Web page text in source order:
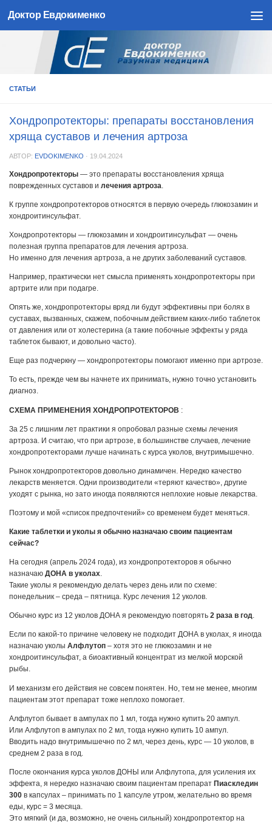
Skip to content
Доктор Евдокименко
СТАТЬИ
Хондропротекторы: препараты восстановления
хряща суставов и лечения артроза
АВТОР: EVDOKIMENKO · 19.04.2024
Хондропротекторы — это препараты восстановления хряща
поврежденных суставов и лечения артроза
К группе хондропротекторов относятся в первую очередь глюкозамин и
хондроитинсульфат.
Хондропротекторы — глюкозамин и хондроитинсульфат — очень
полезная группа препаратов для лечения артроза.
Но именно для лечения артроза, а не других заболеваний суставов.
Например, практически нет смысла применять хондропротекторы при
артрите или при подагре.
Опять же, хондропротекторы вряд ли будут эффективны при болях в
суставах, вызванных, скажем, побочным действием каких-либо таблеток
от давления или от холестерина (а такие побочные эффекты у ряда
таблеток бывают, и довольно часто).
Еще раз подчеркну — хондропротекторы помогают именно при артрозе.
То есть, прежде чем вы начнете их принимать, нужно точно установить
диагноз.
СХЕМА ПРИМЕНЕНИЯ ХОНДРОПРОТЕКТОРОВ :
За 25 с лишним лет практики я опробовал разные схемы лечения
артроза. И считаю, что при артрозе, в большинстве случаев, лечение
хондропротекторами лучше начинать с курса уколов, внутримышечно.
Рынок хондропротекторов довольно динамичен. Нередко качество
лекарств меняется. Одни производители «теряют качество», другие
уходят с рынка, но зато иногда появляются неплохие новые лекарства.
Поэтому и мой «список предпочтений» со временем будет меняться.
Какие таблетки и уколы я обычно назначаю своим пациентам
сейчас?
На сегодня (апрель 2024 года), из хондропротекторов я обычно
назначаю ДОНА в уколах.
Такие уколы я рекомендую делать через день или по схеме:
понедельник – среда – пятница. Курс лечения 12 уколов.
Обычно курс из 12 уколов ДОНА я рекомендую повторять 2 раза в год.
Если по какой-то причине человеку не подходит ДОНА в уколах, я иногда
назначаю уколы Алфлутоп – хотя это не глюкозамин и не
хондроитинсульфат, а биоактивный концентрат из мелкой морской
рыбы.
И механизм его действия не совсем понятен. Но, тем не менее, многим
пациентам этот препарат тоже неплохо помогает.
Алфлутоп бывает в ампулах по 1 мл, тогда нужно купить 20 ампул.
Или Алфлутоп в ампулах по 2 мл, тогда нужно купить 10 ампул.
Вводить надо внутримышечно по 2 мл, через день, курс — 10 уколов, в
среднем 2 раза в год.
После окончания курса уколов ДОНЫ или Алфлутопа, для усиления их
эффекта, я нередко назначаю своим пациентам препарат Пиаскледин
300 в капсулах – принимать по 1 капсуле утром, желательно во время
еды, курс = 3 месяца.
Это мягкий (и да, возможно, не очень сильный) хондропротектор на